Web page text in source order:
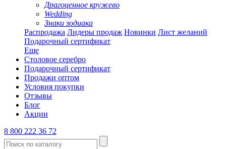
Драгоценное кружево
Wedding
Знаки зодиака
Распродажа Лидеры продаж Новинки Лист желаний
Подарочный сертификат
Еще
Столовое серебро
Подарочный сертификат
Продажи оптом
Условия покупки
Отзывы
Блог
Акции
8 800 222 36 72